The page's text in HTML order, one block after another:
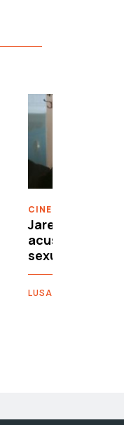
CINEMA
Jared Leto
acusações de
sexuais
LUSA